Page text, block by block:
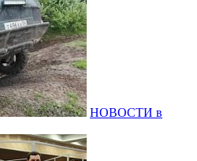
НОВОСТИ в